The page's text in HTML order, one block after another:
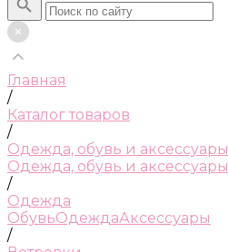
Главная
/
Каталог товаров
/
Одежда, обувь и аксессуары
Одежда, обувь и аксессуары
/
Одежда
ОбувьОдеждаАксессуары
/